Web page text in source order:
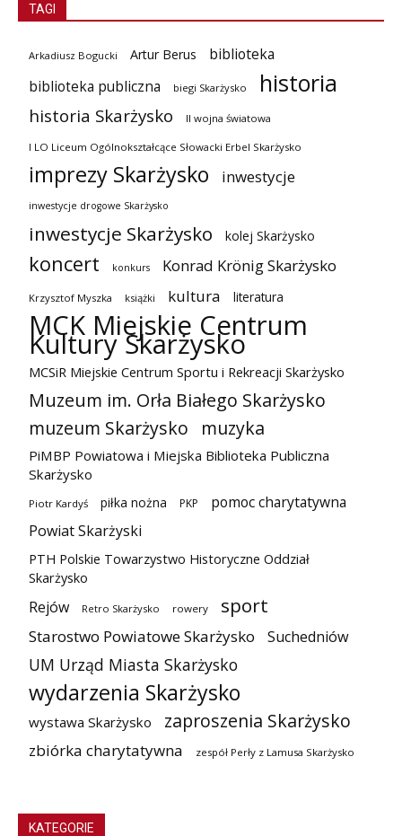
TAGI
Arkadiusz Bogucki Artur Berus
biblioteka
biblioteka publiczna
biegi Skarżysko historia
historia Skarżysko II wojna światowa
I LO Liceum Ogólnokształcące Słowacki Erbel Skarżysko
imprezy Skarżysko inwestycje
inwestycje drogowe Skarżysko
inwestycje Skarżysko kolej Skarżysko
koncert konkurs Konrad Krönig Skarżysko
Krzysztof Myszka książki kultura literatura
MCK Miejskie Centrum
Kultury Skarżysko
MCSiR Miejskie Centrum Sportu i Rekreacji Skarżysko
Muzeum im. Orła Białego Skarżysko
muzeum Skarżysko
muzyka
PiMBP Powiatowa i Miejska Biblioteka Publiczna
Skarżysko
Piotr Kardyś piłka nożna PKP
pomoc charytatywna
Powiat Skarżyski
PTH Polskie Towarzystwo Historyczne Oddział
Skarżysko
Rejów Retro Skarżysko rowery sport
Starostwo Powiatowe Skarżysko Suchedniów
UM Urząd Miasta Skarżysko
wydarzenia Skarżysko
wystawa Skarżysko zaproszenia Skarżysko
zbiórka charytatywna zespół Perły z Lamusa Skarżysko
KATEGORIE